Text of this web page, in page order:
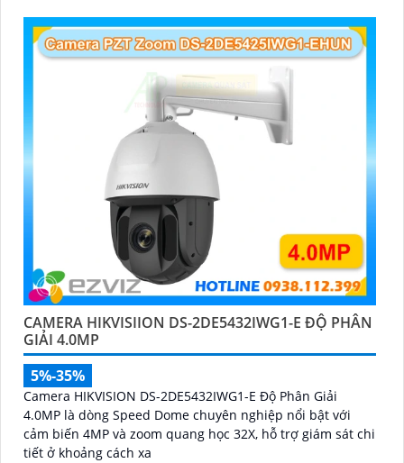
CAMERA HIKVISIION DS-2DE5432IWG1-E ĐỘ PHÂN
GIẢI 4.0MP
5%-35%
Camera HIKVISION DS-2DE5432IWG1-E Độ Phân Giải
4.0MP là dòng Speed Dome chuyên nghiệp nổi bật với
cảm biến 4MP và zoom quang học 32X, hỗ trợ giám sát chi
tiết ở khoảng cách xa